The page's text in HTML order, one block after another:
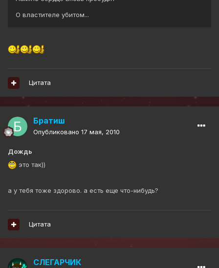
О властителе убитом...
Цитата
Братиш
Опубликовано 17 мая, 2010
Дождь
это так))
а у тебя тоже здорово. а есть еще что-нибудь?
Цитата
СЛЕГАРЧИК